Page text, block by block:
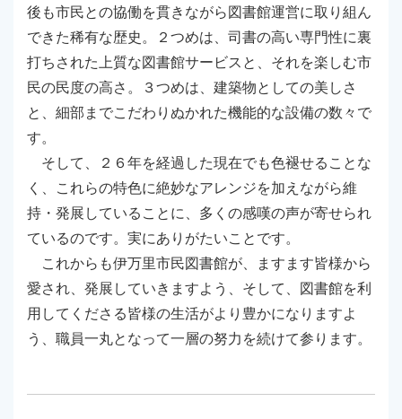
後も市民との協働を貫きながら図書館運営に取り組ん
できた稀有な歴史。２つめは、司書の高い専門性に裏
打ちされた上質な図書館サービスと、それを楽しむ市
民の民度の高さ。３つめは、建築物としての美しさ
と、細部までこだわりぬかれた機能的な設備の数々で
す。
そして、２６年を経過した現在でも色褪せることな
く、これらの特色に絶妙なアレンジを加えながら維
持・発展していることに、多くの感嘆の声が寄せられ
ているのです。実にありがたいことです。
これからも伊万里市民図書館が、ますます皆様から
愛され、発展していきますよう、そして、図書館を利
用してくださる皆様の生活がより豊かになりますよ
う、職員一丸となって一層の努力を続けて参ります。